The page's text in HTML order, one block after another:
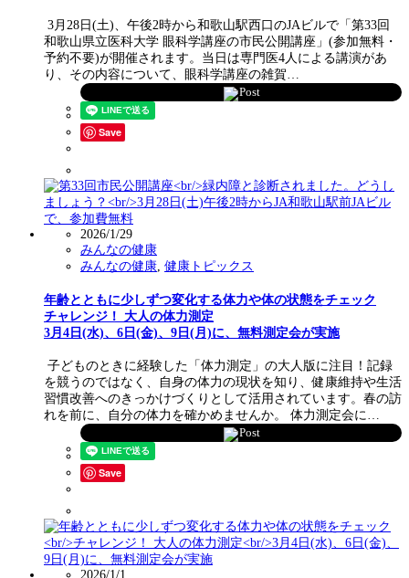
3月28日(土)、午後2時から和歌山駅西口のJAビルで「第33回
和歌山県立医科大学 眼科学講座の市民公開講座」(参加無料・
予約不要)が開催されます。当日は専門医4人による講演があ
り、その内容について、眼科学講座の雑賀…
Post
Save
2026/1/29
みんなの健康
みんなの健康, 健康トピックス
年齢とともに少しずつ変化する体力や体の状態をチェック
チャレンジ！ 大人の体力測定
3月4日(水)、6日(金)、9日(月)に、無料測定会が実施
子どものときに経験した「体力測定」の大人版に注目！記録
を競うのではなく、自身の体力の現状を知り、健康維持や生活
習慣改善へのきっかけづくりとして活用されています。春の訪
れを前に、自分の体力を確かめませんか。 体力測定会に…
Post
Save
2026/1/1